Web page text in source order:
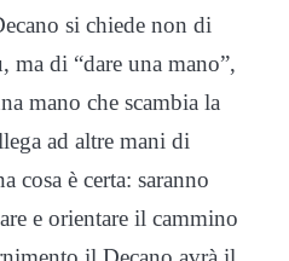
si chiede non di
ma di “dare una mano”,
mano che scambia la
ad altre mani di
cosa è certa: saranno
e orientare il cammino